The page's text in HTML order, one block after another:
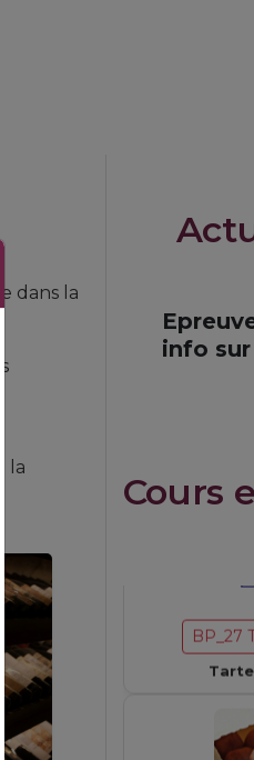
dans la
la
info
Cours